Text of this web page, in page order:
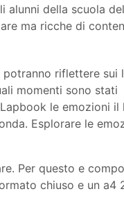
alunni della scuola
ma ricche di
riflettere sui
momenti sono stati
le emozioni il
Esplorare le
Per questo e
chiuso e un a4